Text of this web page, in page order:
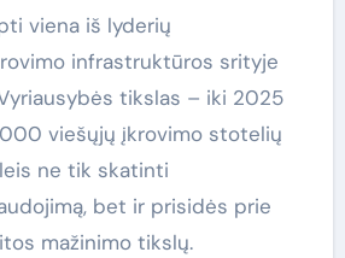
viena iš lyderių
infrastruktūros srityje
tikslas – iki 2025
viešųjų įkrovimo stotelių
ne tik skatinti
bet ir prisidės prie
mažinimo tikslų.